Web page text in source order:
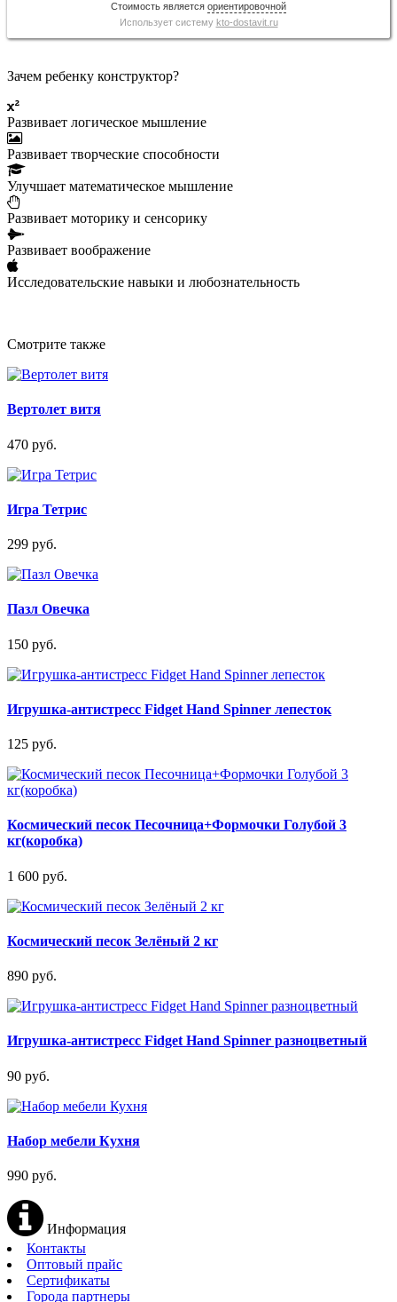
Стоимость является ориентировочной
Использует систему kto-dostavit.ru
Зачем ребенку конструктор?
Развивает логическое мышление
Развивает творческие способности
Улучшает математическое мышление
Развивает моторику и сенсорику
Развивает воображение
Исследовательские навыки и любознательность
Смотрите также
Вертолет витя
470 руб.
Игра Тетрис
299 руб.
Пазл Овечка
150 руб.
Игрушка-антистресс Fidget Hand Spinner лепесток
125 руб.
Космический песок Песочница+Формочки Голубой 3
кг(коробка)
1 600 руб.
Космический песок Зелёный 2 кг
890 руб.
Игрушка-антистресс Fidget Hand Spinner разноцветный
90 руб.
Набор мебели Кухня
990 руб.
Информация
Контакты
Оптовый прайс
Сертификаты
Города партнеры